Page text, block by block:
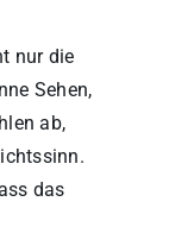
nur die
Sehen,
ab,
das